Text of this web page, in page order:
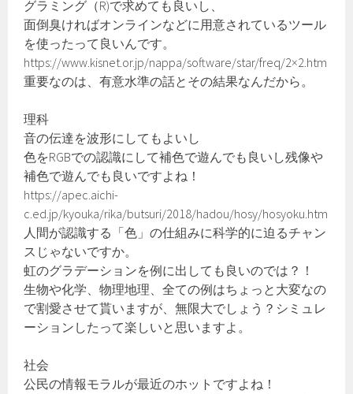
グラミング（R)で求めても良いし、
面倒臭ければオンラインなどに用意されているツール
を使ったって良いんです。
https://www.kisnet.or.jp/nappa/software/star/freq/2×2.htm
重要なのは、有意水準の話とその結果なんだから。
理科
音の伝達を波形にしてもよいし
色をRGBでの認識にして補色で遊んでも良いし残像や
補色で遊んでも良いですよね！
https://apec.aichi-
c.ed.jp/kyouka/rika/butsuri/2018/hadou/hosy/hosyoku.htm
人間が認識する「色」の仕組みに科学的に迫るチャン
スじゃないですか。
虹のグラデーションを例に出しても良いのでは？！
生物や化学、物理地理、全ての例はちょっと大変なの
で割愛させて貰いますが、無限大でしょう？シミュレ
ーションしたって楽しいと思いますよ。
社会
公民の情報モラルが最近のホットですよね！